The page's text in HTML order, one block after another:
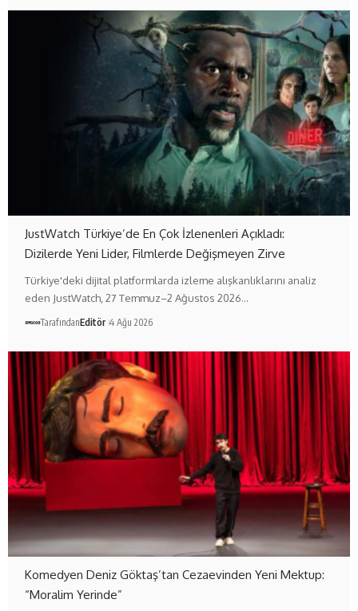
JustWatch Türkiye’de En Çok İzlenenleri Açıkladı:
Dizilerde Yeni Lider, Filmlerde Değişmeyen Zirve
Türkiye'deki dijital platformlarda izleme alışkanlıklarını analiz
eden JustWatch, 27 Temmuz–2 Ağustos 2026…
TarafındanEditör 4 Ağu 2026
Komedyen Deniz Göktaş’tan Cezaevinden Yeni Mektup:
“Moralim Yerinde”